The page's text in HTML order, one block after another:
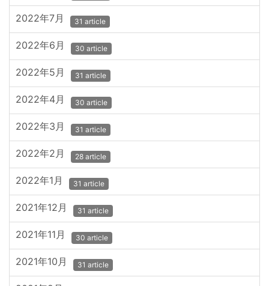
2022年7月 31 article
2022年6月 30 article
2022年5月 31 article
2022年4月 30 article
2022年3月 31 article
2022年2月 28 article
2022年1月 31 article
2021年12月 31 article
2021年11月 30 article
2021年10月 31 article